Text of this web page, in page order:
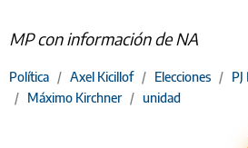
MP con información de NA
Política / Axel Kicillof / Elecciones /
/ Máximo Kirchner / unidad